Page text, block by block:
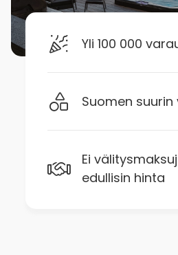
Yli 100 000
Suomen
Ei
edullisin hinta